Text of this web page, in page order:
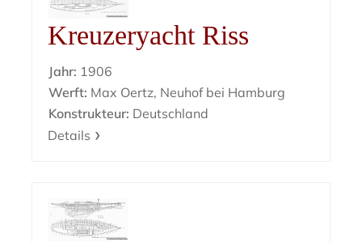
Kreuzeryacht Riss
Jahr: 1906
Werft: Max Oertz, Neuhof bei Hamburg
Konstrukteur: Deutschland
Details